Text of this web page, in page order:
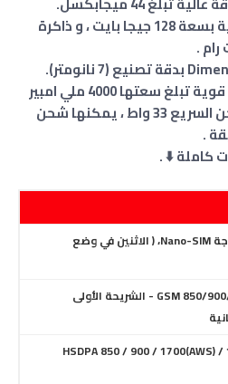
يتوفر بمساحة تخزين داخلية بسعة 128 جيجا بايت ، و ذاكرة
يحتوي الهاتف على بطارية قوية تبلغ سعتها 4000 ملي امبير
غير قابلة للإزالة، تدعم الشحن السريع 33 واط ، يمكنها شحن
كاملة ⬇️ .
شريحة مزدوجة Nano-SIM، ( الاثنين في وضع
GSM 850/900/1800/1900 - الشريحة الأولى